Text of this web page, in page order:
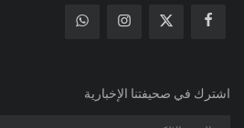
اشترك في صحيفتنا الإخبارية